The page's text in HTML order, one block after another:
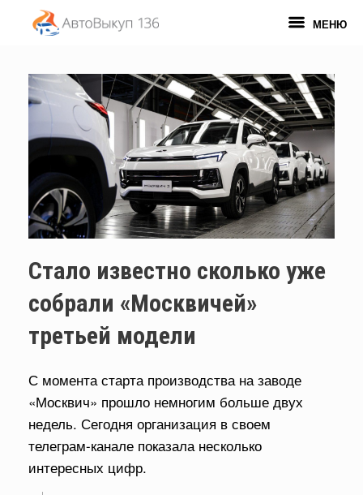
содержанию
МЕНЮ
Стало известно сколько уже
собрали «Москвичей»
третьей модели
С момента старта производства на заводе
«Москвич» прошло немногим больше двух
недель. Сегодня организация в своем
телеграм-канале показала несколько
интересных цифр.